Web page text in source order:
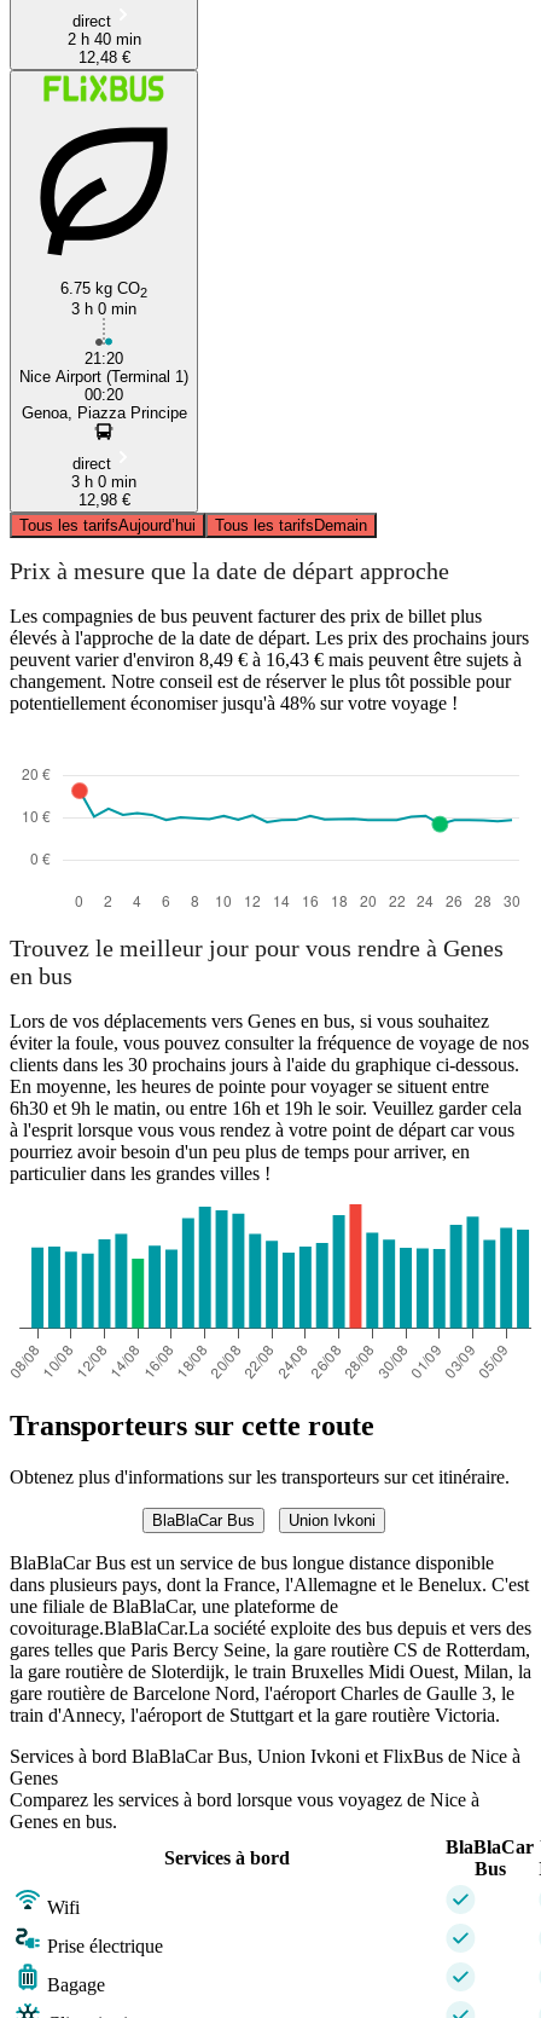
direct
2 h 40 min
12,48 €
6.75 kg CO2
3 h 0 min
21:20
Nice Airport (Terminal 1)
00:20
Genoa, Piazza Principe
direct
3 h 0 min
12,98 €
Tous les tarifsAujourd’hui Tous les tarifsDemain
Prix à mesure que la date de départ approche
Les compagnies de bus peuvent facturer des prix de billet plus
élevés à l'approche de la date de départ. Les prix des prochains jours
peuvent varier d'environ 8,49 € à 16,43 € mais peuvent être sujets à
changement. Notre conseil est de réserver le plus tôt possible pour
potentiellement économiser jusqu'à 48% sur votre voyage !
Trouvez le meilleur jour pour vous rendre à Genes
en bus
Lors de vos déplacements vers Genes en bus, si vous souhaitez
éviter la foule, vous pouvez consulter la fréquence de voyage de nos
clients dans les 30 prochains jours à l'aide du graphique ci-dessous.
En moyenne, les heures de pointe pour voyager se situent entre
6h30 et 9h le matin, ou entre 16h et 19h le soir. Veuillez garder cela
à l'esprit lorsque vous vous rendez à votre point de départ car vous
pourriez avoir besoin d'un peu plus de temps pour arriver, en
particulier dans les grandes villes !
Transporteurs sur cette route
Obtenez plus d'informations sur les transporteurs sur cet itinéraire.
BlaBlaCar Bus Union Ivkoni
BlaBlaCar Bus est un service de bus longue distance disponible
dans plusieurs pays, dont la France, l'Allemagne et le Benelux. C'est
une filiale de BlaBlaCar, une plateforme de
covoiturage.BlaBlaCar.La société exploite des bus depuis et vers des
gares telles que Paris Bercy Seine, la gare routière CS de Rotterdam,
la gare routière de Sloterdijk, le train Bruxelles Midi Ouest, Milan, la
gare routière de Barcelone Nord, l'aéroport Charles de Gaulle 3, le
train d'Annecy, l'aéroport de Stuttgart et la gare routière Victoria.
Services à bord BlaBlaCar Bus, Union Ivkoni et FlixBus de Nice à
Genes
Comparez les services à bord lorsque vous voyagez de Nice à
Genes en bus.
Services à bord
BlaBlaCar
Bus
Wifi
Prise électrique
Bagage